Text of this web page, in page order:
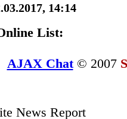
14:14
List:
AJAX Chat© 2007
News Report